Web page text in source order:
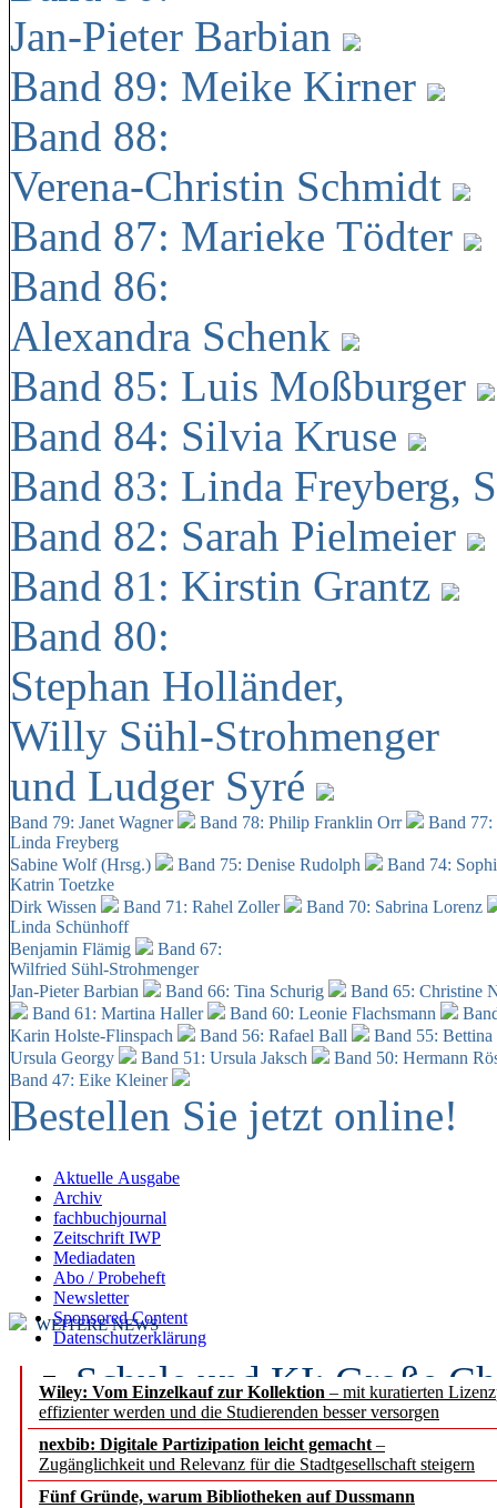
Jan-Pieter Barbian
Band 89: Meike Kirner
Band 88:
Verena-Christin Schmidt
Band 87: Marieke Tödter
Band 86:
Alexandra Schenk
Band 85: Luis Moßburger
Band 84: Silvia Kruse
Band 83: Linda Freyberg,
Band 82: Sarah Pielmeier
Band 81: Kirstin Grantz
Band 80:
Stephan Holländer,
Willy Sühl-Strohmenger
und Ludger Syré
Band 79: Janet Wagner Band 78: Philip Franklin Orr
Band
Linda Freyberg
Sabine Wolf (Hrsg.)
Band 75: Denise Rudolph
Band 74:
Katrin Toetzke
Dirk Wissen
Band 71: Rahel Zoller
Band 70: Sabrina Lorenz
Linda Schünhoff
Benjamin Flämig
Band 67:
Wilfried Sühl-Strohmenger
Jan-Pieter Barbian
Band 66: Tina Schurig
Band 65: Christine
Band 61: Martina Haller
Band 60: Leonie Flachsmann
Karin Holste-Flinspach
Band 56: Rafael Ball
Band 55:
Ursula Georgy
Band 51: Ursula Jaksch Band 50: Hermann
Band 47: Eike Kleiner
Bestellen Sie jetzt online!
Aktuelle Ausgabe
Archiv
fachbuchjournal
Zeitschrift IWP
Mediadaten
Abo / Probeheft
Newsletter
Sponsored Content
Datenschutzerklärung
Wiley: Vom Einzelkauf zur Kollektion – mit kuratierten
effizienter werden und die Studierenden besser versorgen
nexbib: Digitale Partizipation leicht gemacht –
Zugänglichkeit und Relevanz für die Stadtgesellschaft steigern
Fünf Gründe, warum Bibliotheken auf Dussmann
WEITERE NEWS
Schule und KI: Große
Voraussetzungen
Erfolgreiches erstes